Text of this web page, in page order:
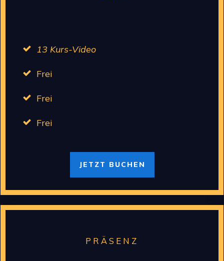
13 Kurs-Video
Frei
Frei
Frei
JETZT BUCHEN
PRÄSENZ